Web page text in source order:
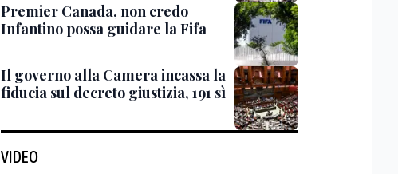
Premier Canada, non credo
Infantino possa guidare la Fifa
Il governo alla Camera incassa la
fiducia sul decreto giustizia, 191 sì
VIDEO